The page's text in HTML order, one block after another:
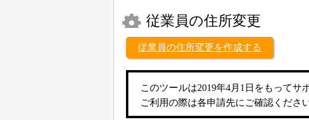
従業員の住所変更
従業員の住所変更を作成する
このツールは2019年4月1日をもってサ
ご利用の際は各申請先にご確認ください